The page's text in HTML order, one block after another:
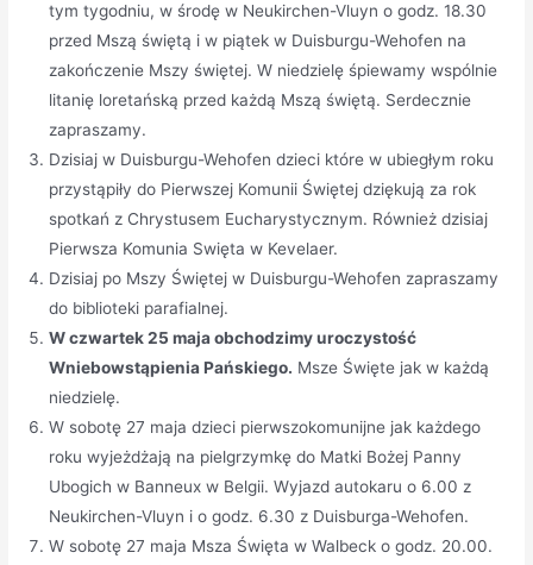
tym tygodniu, w środę w Neukirchen-Vluyn o godz. 18.30
przed Mszą świętą i w piątek w Duisburgu-Wehofen na
zakończenie Mszy świętej. W niedzielę śpiewamy wspólnie
litanię loretańską przed każdą Mszą świętą. Serdecznie
zapraszamy.
Dzisiaj w Duisburgu-Wehofen dzieci które w ubiegłym roku
przystąpiły do Pierwszej Komunii Świętej dziękują za rok
spotkań z Chrystusem Eucharystycznym. Również dzisiaj
Pierwsza Komunia Swięta w Kevelaer.
Dzisiaj po Mszy Świętej w Duisburgu-Wehofen zapraszamy
do biblioteki parafialnej.
W czwartek 25 maja obchodzimy uroczystość
Wniebowstąpienia Pańskiego. Msze Święte jak w każdą
niedzielę.
W sobotę 27 maja dzieci pierwszokomunijne jak każdego
roku wyjeżdżają na pielgrzymkę do Matki Bożej Panny
Ubogich w Banneux w Belgii. Wyjazd autokaru o 6.00 z
Neukirchen-Vluyn i o godz. 6.30 z Duisburga-Wehofen.
W sobotę 27 maja Msza Święta w Walbeck o godz. 20.00.